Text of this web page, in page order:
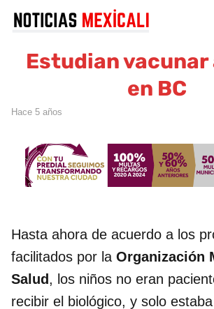
Estudian vacunar
en BC
hace 5 años
Hasta ahora de acuerdo a los
facilitados por la Organización
Salud , los niños no eran
recibir el biológico, y solo